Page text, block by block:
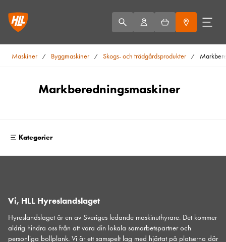
Maskiner / Byggmaskiner / Skogs- och trädgårdsprodukter /
Markberedningsmaskiner
Kategorier
Vi, HLL Hyreslandslaget
Hyreslandslaget är en av Sveriges ledande maskinuthyrare. Det kommer
aldrig hindra oss från att vara din lokala samarbetspartner och
personliga bollplank. Vi är ett samspelt lag med hjärtat på platserna där